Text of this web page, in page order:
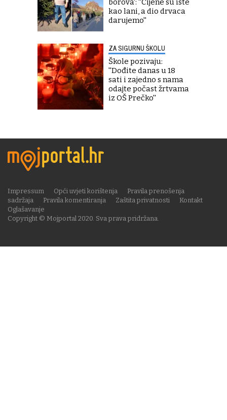
borova': ''Cijene su iste
kao lani, a dio drvaca
darujemo''
ZA SIGURNU ŠKOLU
Škole pozivaju:
''Dođite danas u 18
sati i zajedno s nama
odajte počast žrtvama
iz OŠ Prečko''
Copyright © Mojportal 2020. Sva prava pridržana.
Impressum Opći uvjeti korištenja
Pravila prenošenja
sadržaja
Pravila komentiranja Zaštita privatnosti
Kontakt
Oglašavanje